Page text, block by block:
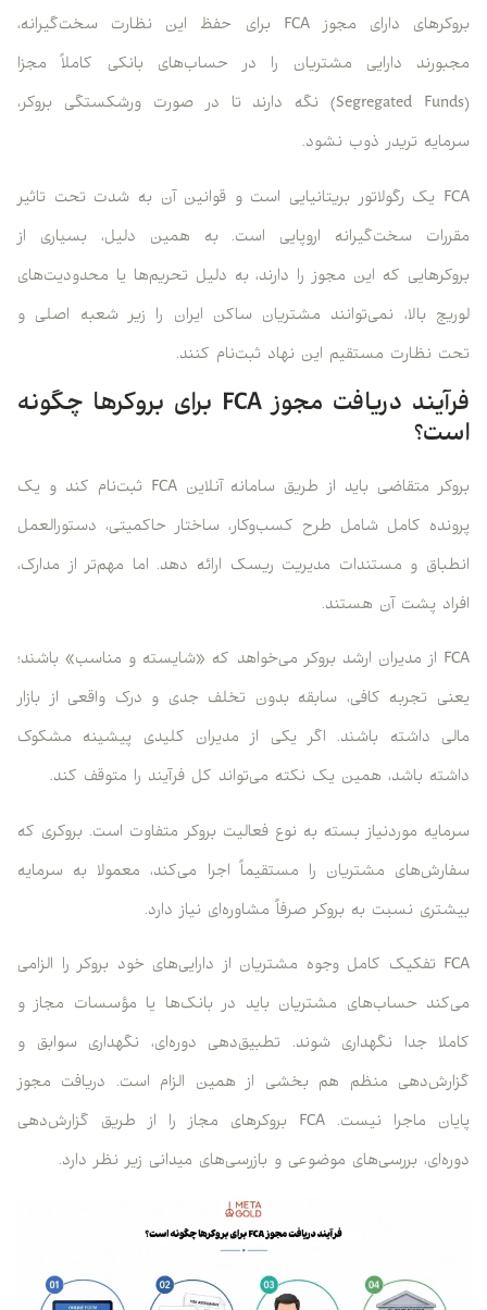
بروکرهای دارای مجوز FCA برای حفظ این نظارت سخت‌گیرانه،
مجبورند دارایی مشتریان را در حساب‌های بانکی کاملاً مجزا
(Segregated Funds) نگه دارند تا در صورت ورشکستگی بروکر،
سرمایه تریدر ذوب نشود.
FCA یک رگولاتور بریتانیایی است و قوانین آن به شدت تحت تاثیر
مقررات سخت‌گیرانه اروپایی است. به همین دلیل، بسیاری از
بروکرهایی که این مجوز را دارند، به دلیل تحریم‌ها یا محدودیت‌های
لوریج بالا، نمی‌توانند مشتریان ساکن ایران را زیر شعبه اصلی و
تحت نظارت مستقیم این نهاد ثبت‌نام کنند.
فرآیند دریافت مجوز FCA برای بروکرها چگونه
است؟
بروکر متقاضی باید از طریق سامانه آنلاین FCA ثبت‌نام کند و یک
پرونده کامل شامل طرح کسب‌وکار، ساختار حاکمیتی، دستورالعمل
انطباق و مستندات مدیریت ریسک ارائه دهد. اما مهم‌تر از مدارک،
افراد پشت آن هستند.
FCA از مدیران ارشد بروکر می‌خواهد که «شایسته و مناسب» باشند؛
یعنی تجربه کافی، سابقه بدون تخلف جدی و درک واقعی از بازار
مالی داشته باشند. اگر یکی از مدیران کلیدی پیشینه مشکوک
داشته باشد، همین یک نکته می‌تواند کل فرآیند را متوقف کند.
سرمایه موردنیاز بسته به نوع فعالیت بروکر متفاوت است. بروکری که
سفارش‌های مشتریان را مستقیماً اجرا می‌کند، معمولا به سرمایه
بیشتری نسبت به بروکر صرفاً مشاوره‌ای نیاز دارد.
FCA تفکیک کامل وجوه مشتریان از دارایی‌های خود بروکر را الزامی
می‌کند حساب‌های مشتریان باید در بانک‌ها یا مؤسسات مجاز و
کاملا جدا نگهداری شوند. تطبیق‌دهی دوره‌ای، نگهداری سوابق و
گزارش‌دهی منظم هم بخشی از همین الزام است. دریافت مجوز
پایان ماجرا نیست. FCA بروکرهای مجاز را از طریق گزارش‌دهی
دوره‌ای، بررسی‌های موضوعی و بازرسی‌های میدانی زیر نظر دارد.